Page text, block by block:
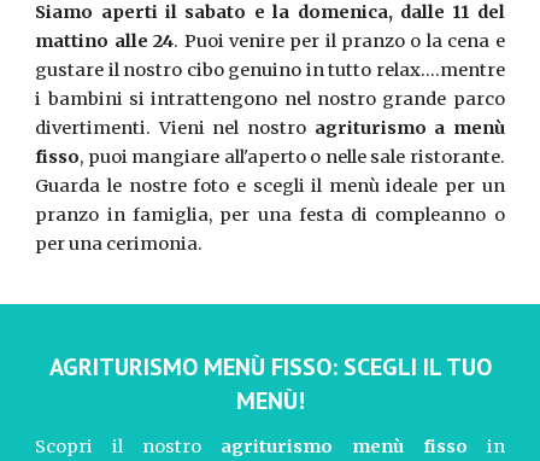
Siamo aperti il sabato e la domenica, dalle 11 del
mattino alle 24. Puoi venire per il pranzo o la cena e
gustare il nostro cibo genuino in tutto relax....mentre
i bambini si intrattengono nel nostro grande parco
divertimenti. Vieni nel nostro agriturismo a menù
fisso, puoi mangiare all'aperto o nelle sale ristorante.
Guarda le nostre foto e scegli il menù ideale per un
pranzo in famiglia, per una festa di compleanno o
per una cerimonia.
AGRITURISMO MENÙ FISSO: SCEGLI IL TUO
MENÙ!
Scopri il nostro agriturismo menù fisso in